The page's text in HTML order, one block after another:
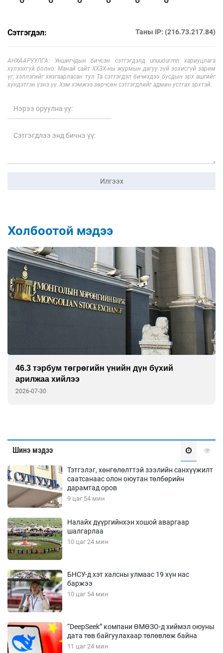
Сэтгэгдэл: Таны IP: (216.73.217.84)
АНХААРУУЛГА: Уншигчдын бичсэн сэтгэгдэлд unuudur.mn хариуцлага
хүлээхгүй болно. Манай сайт ХХЗХ-ны журмын дагуу зүй зохисгүй зарим
үг, хэллэгийг хязгаарласан тул Та сэтгэгдэл бичихдээ бусдын эрх ашгийг
хүндэтгэн үзнэ үү. Хэм хэмжээ зөрчсөн сэтгэгдлийг админ устгах эрхтэй.
Илгээх
Холбоотой мэдээ
46.3 тэрбум төгрөгийн үнийн дүн бүхий
арилжаа хийлээ
2026-07-30
Шинэ мэдээ
Тэтгэлэг, хөнгөлөлттэй зээлийн санхүүжилт
саатсанаас олон оюутан төлбөрийн
дарамтад оров
9 цаг 54 мин
Налайх дүүргийнхэн хошой аваргаар
шалгарлаа
10 цаг 24 мин
БНСУ-д хэт халсны улмаас 19 хүн нас
баржээ
10 цаг 54 мин
“DeepSeek” компани ӨМӨЗО-д хиймэл оюуны
дата төв байгуулахаар төлөвлөж байна
11 цаг 24 мин